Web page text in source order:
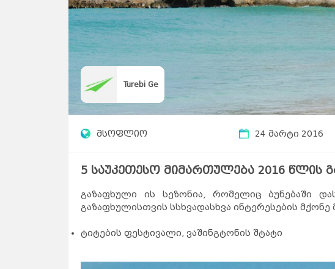
Turebi Ge
მსოფლიო 24 მარტი 2016
5 საუკეთესო მიმართულება 2016 წლის
გაზაფხული ის სეზონია, რომელიც ბუნებაში
გაზაფხულისთვის სსხვადასხვა ინტერესების
ტიტების ფესტივალი, ვაშინგტონის შტატი